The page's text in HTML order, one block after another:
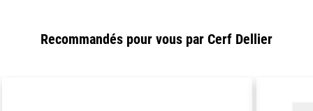
Recommandés pour vous par Cerf Dellier